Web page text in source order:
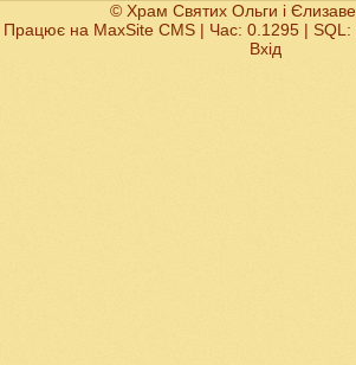
© Храм Святих Ольги і
Працює на MaxSite CMS| Час: 0.1295 | SQL:
Вхід